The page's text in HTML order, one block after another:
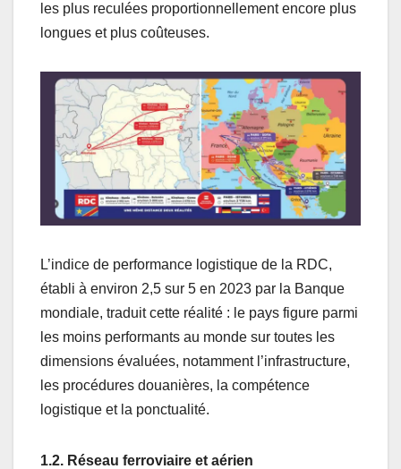
les plus reculées proportionnellement encore plus
longues et plus coûteuses.
L’indice de performance logistique de la RDC,
établi à environ 2,5 sur 5 en 2023 par la Banque
mondiale, traduit cette réalité : le pays figure parmi
les moins performants au monde sur toutes les
dimensions évaluées, notamment l’infrastructure,
les procédures douanières, la compétence
logistique et la ponctualité.
1.2. Réseau ferroviaire et aérien